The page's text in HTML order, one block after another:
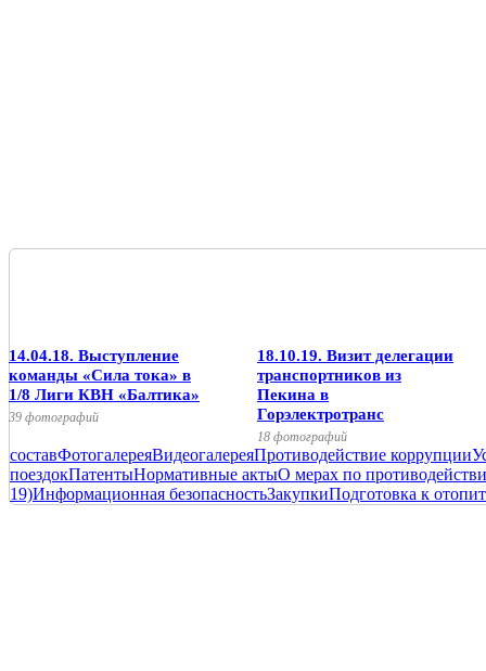
14.04.18. Выступление
команды «Сила тока» в
1/8 Лиги КВН «Балтика»
39 фотографий
18.10.19. Визит делегации
транспортников из
Пекина в
Горэлектротранс
18 фотографий
составФотогалереяВидеогалереяПротиводействие коррупции
поездокПатентыНормативные актыО мерах по
19)Информационная безопасностьЗакупкиПодготовка к